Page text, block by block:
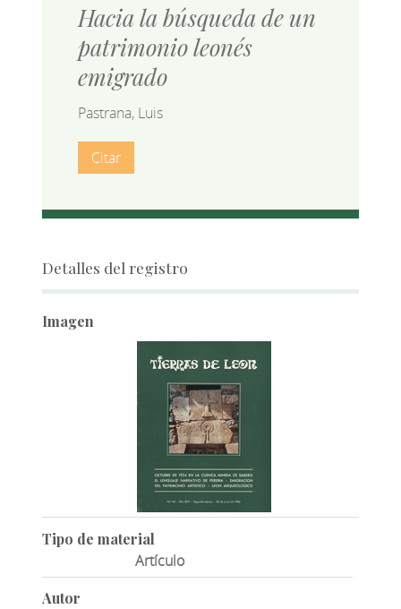
Hacia la búsqueda de un
patrimonio leonés
emigrado
Pastrana, Luis
Citar
Detalles del registro
Imagen
Tipo de material
Artículo
Autor